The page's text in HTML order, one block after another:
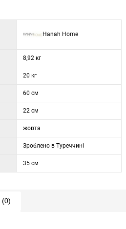
Hanah Home
8,92 кг
20 кг
60 см
22 см
жовта
Зроблено в Туреччині
35 см
(0)